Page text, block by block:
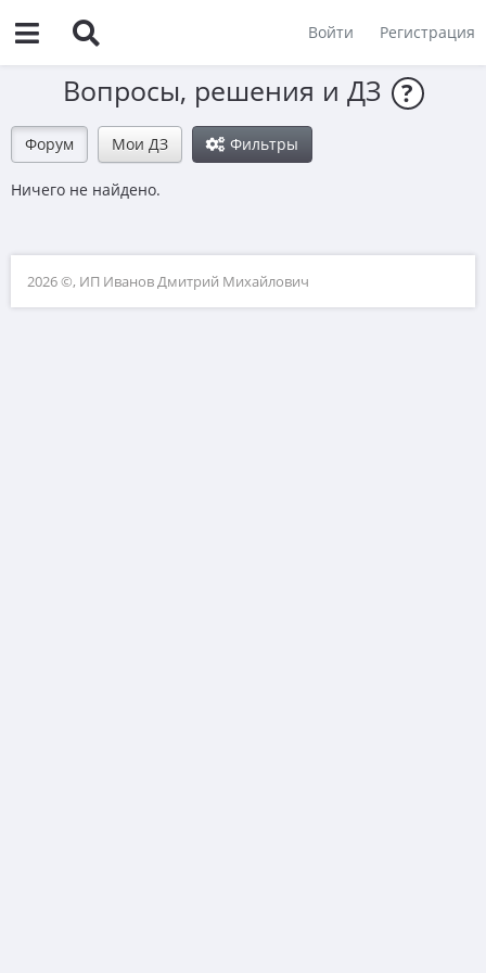
Войти Регистрация
Вопросы, решения и ДЗ ?
Форум Мои ДЗ Фильтры
Ничего не найдено.
2026 ©, ИП Иванов Дмитрий Михайлович